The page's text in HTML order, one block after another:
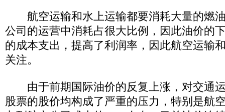
航空运输和水上运输都要消耗大量的燃
公司的运营中消耗占很大比例，因此油价的
的成本支出，提高了利润率，因此航空运输
关注。
由于前期国际油价的反复上涨，对交通
股票的股价均构成了严重的压力，特别是航